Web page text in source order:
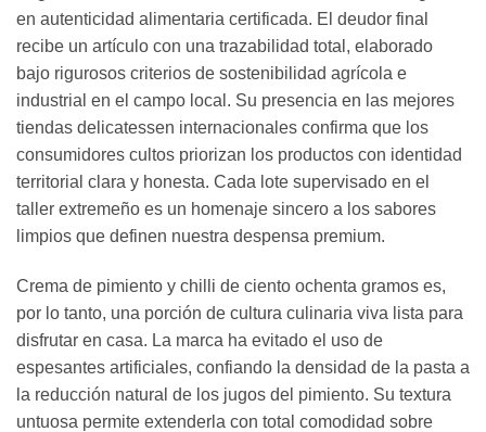
en autenticidad alimentaria certificada. El deudor final
recibe un artículo con una trazabilidad total, elaborado
bajo rigurosos criterios de sostenibilidad agrícola e
industrial en el campo local. Su presencia en las mejores
tiendas delicatessen internacionales confirma que los
consumidores cultos priorizan los productos con identidad
territorial clara y honesta. Cada lote supervisado en el
taller extremeño es un homenaje sincero a los sabores
limpios que definen nuestra despensa premium.
Crema de pimiento y chilli de ciento ochenta gramos es,
por lo tanto, una porción de cultura culinaria viva lista para
disfrutar en casa. La marca ha evitado el uso de
espesantes artificiales, confiando la densidad de la pasta a
la reducción natural de los jugos del pimiento. Su textura
untuosa permite extenderla con total comodidad sobre